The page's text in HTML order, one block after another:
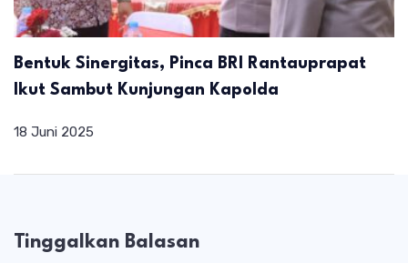
Bentuk Sinergitas, Pinca BRI Rantauprapat
Ikut Sambut Kunjungan Kapolda
18 Juni 2025
Tinggalkan Balasan